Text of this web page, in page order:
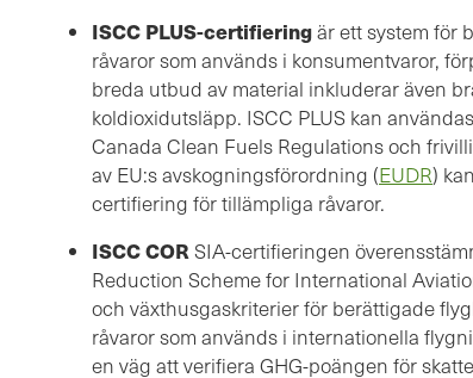
ISCC PLUS-certifieringär ett system för
råvaror som används i konsumentvaror,
breda utbud av material inkluderar även
koldioxidutsläpp. ISCC PLUS kan
Canada Clean Fuels Regulations och
av EU:s avskogningsförordning (EUDR)
certifiering för tillämpliga råvaror.
ISCC CORSIA-certifieringen
Reduction Scheme for International
och växthusgaskriterier för berättigade
råvaror som används i internationella
en väg att verifiera GHG-poängen för